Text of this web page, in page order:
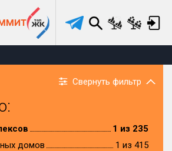
Свернуть фильтр
1 из 235
домов
1 из 415